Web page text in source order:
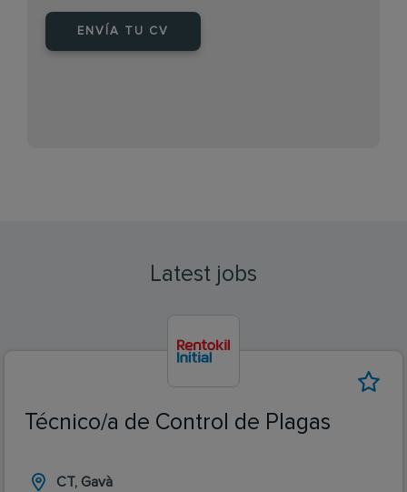
ENVÍA TU CV
Latest jobs
Técnico/a de Control de Plagas
CT, Gavà